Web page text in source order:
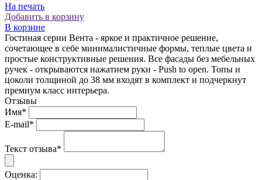
На печать
Добавить в корзину
В корзине
Гостиная серии Вента - яркое и практичное решение,
сочетающее в себе минималистичные формы, теплые цвета и
простые конструктивные решения. Все фасады без мебельных
ручек - открываются нажатием руки - Push to open. Топы и
цоколи толщиной до 38 мм входят в комплект и подчеркнут
премиум класс интерьера.
Отзывы
Имя*
E-mail*
Текст отзыва*
Оценка: